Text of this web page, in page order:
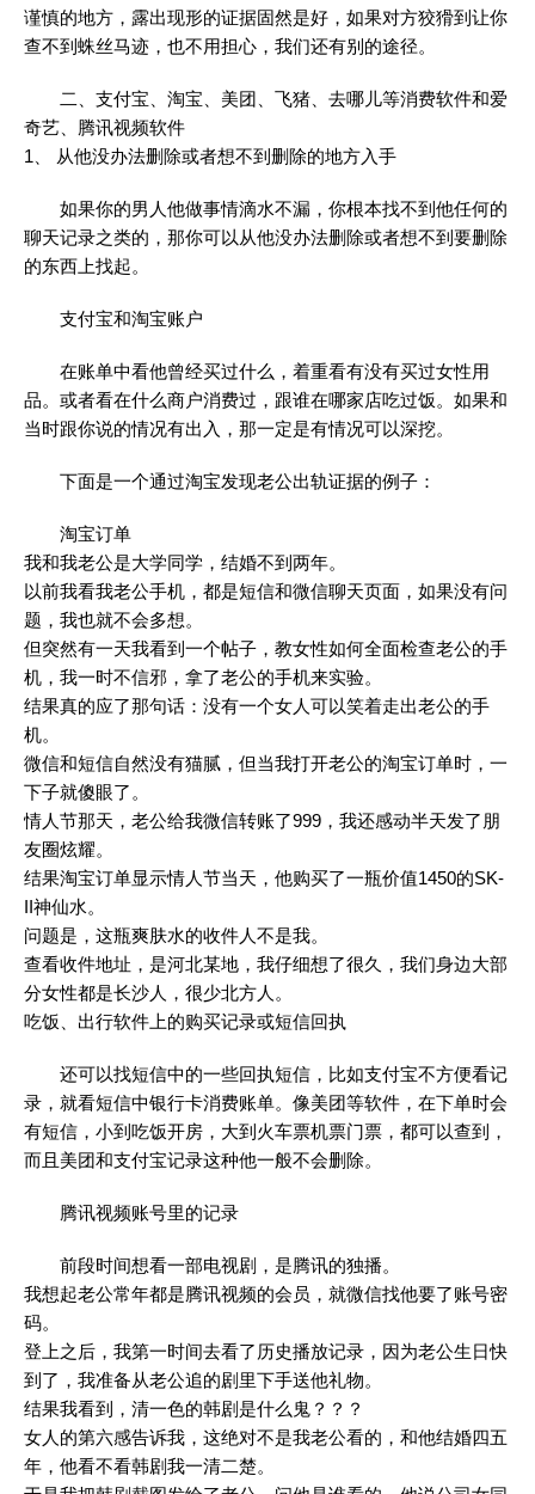
谨慎的地方，露出现形的证据固然是好，如果对方狡猾到让你
查不到蛛丝马迹，也不用担心，我们还有别的途径。
二、支付宝、淘宝、美团、飞猪、去哪儿等消费软件和爱
奇艺、腾讯视频软件
1、 从他没办法删除或者想不到删除的地方入手
如果你的男人他做事情滴水不漏，你根本找不到他任何的
聊天记录之类的，那你可以从他没办法删除或者想不到要删除
的东西上找起。
支付宝和淘宝账户
在账单中看他曾经买过什么，着重看有没有买过女性用
品。或者看在什么商户消费过，跟谁在哪家店吃过饭。如果和
当时跟你说的情况有出入，那一定是有情况可以深挖。
下面是一个通过淘宝发现老公出轨证据的例子：
淘宝订单
我和我老公是大学同学，结婚不到两年。
以前我看我老公手机，都是短信和微信聊天页面，如果没有问
题，我也就不会多想。
但突然有一天我看到一个帖子，教女性如何全面检查老公的手
机，我一时不信邪，拿了老公的手机来实验。
结果真的应了那句话：没有一个女人可以笑着走出老公的手
机。
微信和短信自然没有猫腻，但当我打开老公的淘宝订单时，一
下子就傻眼了。
情人节那天，老公给我微信转账了999，我还感动半天发了朋
友圈炫耀。
结果淘宝订单显示情人节当天，他购买了一瓶价值1450的SK-
II神仙水。
问题是，这瓶爽肤水的收件人不是我。
查看收件地址，是河北某地，我仔细想了很久，我们身边大部
分女性都是长沙人，很少北方人。
吃饭、出行软件上的购买记录或短信回执
还可以找短信中的一些回执短信，比如支付宝不方便看记
录，就看短信中银行卡消费账单。像美团等软件，在下单时会
有短信，小到吃饭开房，大到火车票机票门票，都可以查到，
而且美团和支付宝记录这种他一般不会删除。
腾讯视频账号里的记录
前段时间想看一部电视剧，是腾讯的独播。
我想起老公常年都是腾讯视频的会员，就微信找他要了账号密
码。
登上之后，我第一时间去看了历史播放记录，因为老公生日快
到了，我准备从老公追的剧里下手送他礼物。
结果我看到，清一色的韩剧是什么鬼？？？
女人的第六感告诉我，这绝对不是我老公看的，和他结婚四五
年，他看不看韩剧我一清二楚。